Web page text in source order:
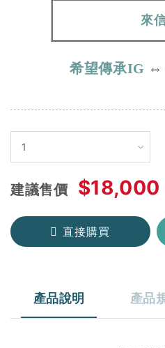
來
希望傳承IG
建議售價 $18,000
直接購買
產品說明 產品